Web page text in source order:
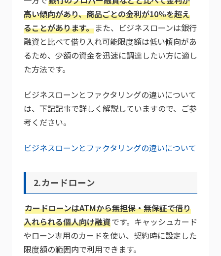
高い傾向があり、商品ごとの金利が10%を超え
ることがあります。 また、ビジネスローンは銀行
融資と比べて借り入れ可能限度額は低い傾向があ
るため、少額の資金を迅速に調達したい方に適し
た方法です。
ビジネスローンとファクタリングの違いについて
は、下記記事で詳しく解説していますので、ご参
考ください。
ビジネスローンとファクタリングの違いについて
2.カードローン
カードローンはATMから無担保・無保証で借り
入れられる個人向け融資です。キャッシュカード
やローン専用のカードを使い、契約時に設定した
限度額の範囲内で利用できます。